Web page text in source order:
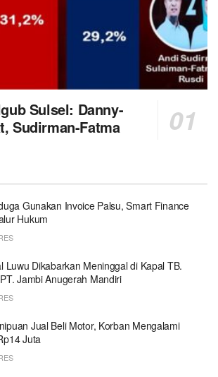
Sulsel: Danny-
Sudirman-Fatma
Gunakan Invoice Palsu, Smart Finance
Hukum
Luwu Dikabarkan Meninggal di Kapal TB.
Jambi Anugerah Mandiri
Jual Beli Motor, Korban Mengalami
Juta